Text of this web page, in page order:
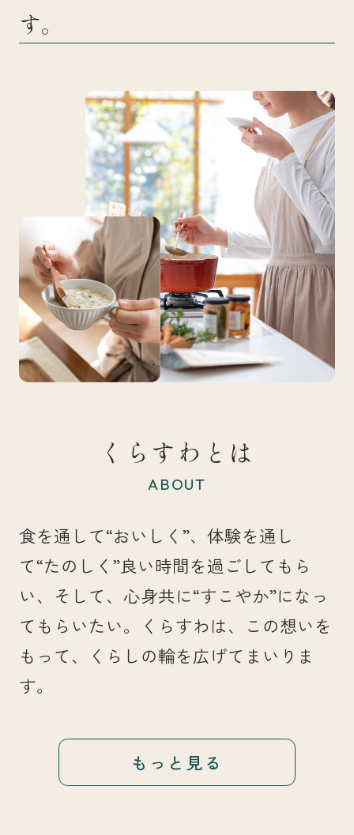
す。
くらすわとは
ABOUT
食を通して“おいしく”、体験を通し
て“たのしく”良い時間を過ごしてもら
い、そして、心身共に“すこやか”になっ
てもらいたい。くらすわは、この想いを
もって、くらしの輪を広げてまいりま
す。
もっと見る